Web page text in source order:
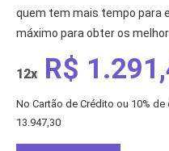
quem tem mais tempo para
máximo para obter os
12x R$
No Cartão de Crédito ou 10%
13.947,30